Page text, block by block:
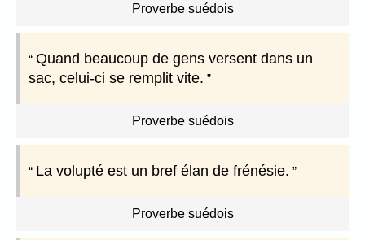
Proverbe suédois
Quand beaucoup de gens versent dans un
sac, celui-ci se remplit vite.
Proverbe suédois
La volupté est un bref élan de frénésie.
Proverbe suédois